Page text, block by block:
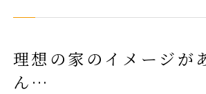
理想の家のイメージが
ん…